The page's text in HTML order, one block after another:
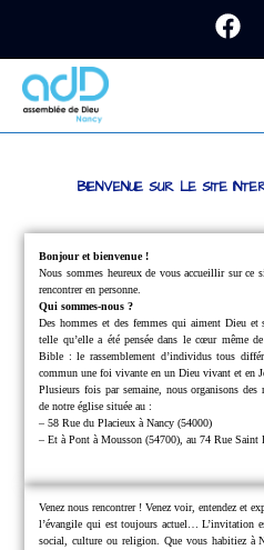
BIENVENUE SUR LE SITE
Bonjour et bienvenue !
Nous sommes heureux de vous accueillir sur ce
rencontrer en personne.
Qui sommes-nous ?
Des hommes et des femmes qui aiment Dieu et
telle qu’elle a été pensée dans le cœur même
Bible : le rassemblement d’individus tous
commun une foi vivante en un Dieu vivant et en
Plusieurs fois par semaine, nous organisons
de notre église située au :
– 58 Rue du Placieux à Nancy (54000)
– Et à Pont à Mousson (54700), au 74 Rue Saint
Venez nous rencontrer !Venez voir, entendez et
l’évangile qui est toujours actuel… L’invitation
social, culture ou religion. Que vous habitiez à